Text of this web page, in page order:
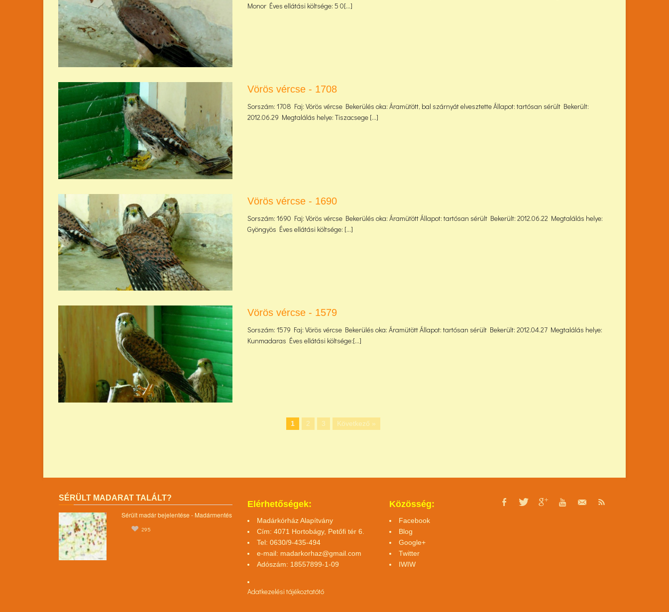
Monor Éves ellátási költsége: 5 0[...]
Vörös vércse - 1708
Sorszám: 1708 Faj: Vörös vércse Bekerülés oka: Áramütött, bal szárnyát elvesztette Állapot: tartósan sérült Bekerült:
2012.06.29 Megtalálás helye: Tiszacsege [...]
Vörös vércse - 1690
Sorszám: 1690 Faj: Vörös vércse Bekerülés oka: Áramütött Állapot: tartósan sérült Bekerült: 2012.06.22 Megtalálás helye:
Gyöngyös Éves ellátási költsége: [...]
Vörös vércse - 1579
Sorszám: 1579 Faj: Vörös vércse Bekerülés oka: Áramütött Állapot: tartósan sérült Bekerült: 2012.04.27 Megtalálás helye:
Kunmadaras Éves ellátási költsége:[...]
1 2 3 Következő »
SÉRÜLT MADARAT TALÁLT?
Sérült madár bejelentése - Madármentés
295
Elérhetőségek:
Madárkórház Alapítvány
Cím: 4071 Hortobágy, Petőfi tér 6.
Tel: 0630/9-435-494
e-mail: madarkorhaz@gmail.com
Adószám: 18557899-1-09
Adatkezelési tájékoztatótó
Közösség:
Facebook
Blog
Google+
Twitter
IWIW